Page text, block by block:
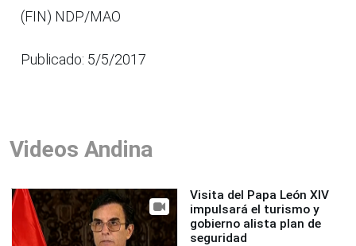
(FIN) NDP/MAO
Publicado: 5/5/2017
Videos Andina
Visita del Papa León XIV
impulsará el turismo y
gobierno alista plan de
seguridad